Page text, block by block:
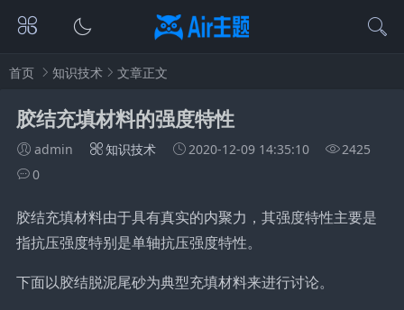
首页 知识技术 文章正文
胶结充填材料的强度特性
admin 知识技术 2020-12-09 14:35:10
2425
0
胶结充填材料由于具有真实的内聚力，其强度特性主要是
指抗压强度特别是单轴抗压强度特性。
下面以胶结脱泥尾砂为典型充填材料来进行讨论。